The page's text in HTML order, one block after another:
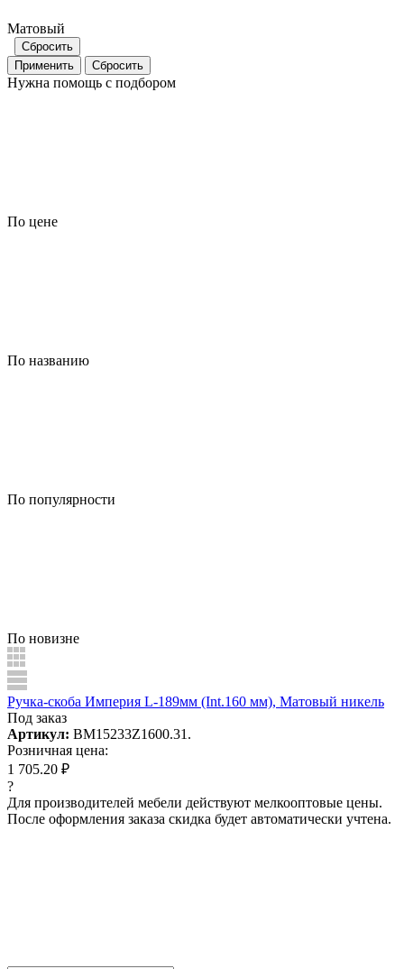
Матовый
Сбросить
Применить
Сбросить
Нужна помощь с подбором
По цене
По названию
По популярности
По новизне
Ручка-скоба Империя L-189мм (Int.160 мм), Матовый никель
Под заказ
Артикул: BM15233Z1600.31.
Розничная цена:
1 705.20 ₽
?
Для производителей мебели действуют мелкооптовые цены.
После оформления заказа скидка будет автоматически учтена.